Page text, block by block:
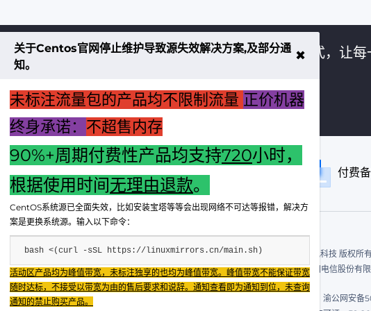
不大创造互联致力于以最 “绿色节能” 的方式，让
了解更多
享无忧退款服务 付费
Copyright © 2024 - 2025 FX BD Cloud. All Rights Reserved. 飞讯科技 版权所
Fenxun Tech旗下云平台，相关服务主体：重庆飞讯科技有限公司|中国电信股份有
重庆飞讯科技有限公司
渝公网安备
关于Centos官网停止维护导致源失效解决方案,及部分通
知。
✖
未标注流量包的产品均不限制流量 正价机器
终身承诺： 不超售内存
90%+周期付费性产品均支持720小时，
根据使用时间无理由退款。
CentOS系统源已全面失效，比如安装宝塔等等会出现网络不可达等报错，解决方
案是更换系统源。输入以下命令：
bash <(curl -sSL https://linuxmirrors.cn/main.sh)
活动区产品均为峰值带宽，未标注独享的也均为峰值带宽。峰值带宽不能保证带宽
随时达标，不接受以带宽为由的售后要求和说辞。通知查看即为通知到位，未查询
通知的禁止购买产品。